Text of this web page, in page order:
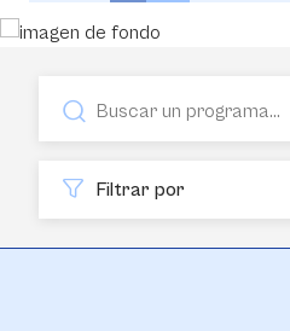
Filtrar por